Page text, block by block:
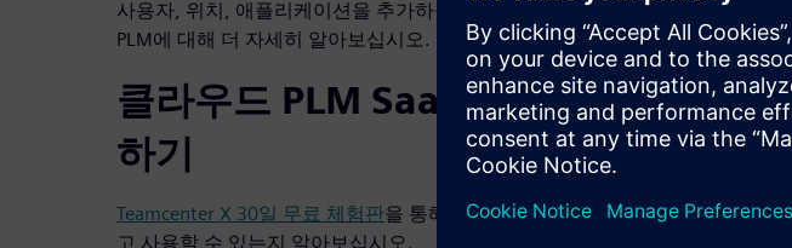
사용자, 위치, 애플리케이션을 추가하십시오. 이
인포그래픽
을 읽고 클라우드
PLM에 대해 더 자세히 알아보십시오.
클라우드 PLM SaaS 무료 체험판 사용
하기
Teamcenter X 30일 무료 체험판을 통해 클라우드 PLM에 얼마나 쉽게 액세스하
고 사용할 수 있는지 알아보십시오.